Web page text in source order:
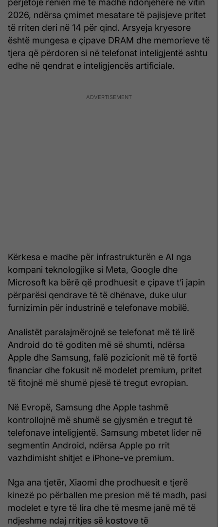
përjetojë rënien më të madhe ndonjëherë në vitin
2026, ndërsa çmimet mesatare të pajisjeve pritet
të rriten deri në 14 për qind. Arsyeja kryesore
është mungesa e çipave DRAM dhe memorieve të
tjera që përdoren si në telefonat inteligjentë ashtu
edhe në qendrat e inteligjencës artificiale.
Kërkesa e madhe për infrastrukturën e AI nga
kompani teknologjike si Meta, Google dhe
Microsoft ka bërë që prodhuesit e çipave t’i japin
përparësi qendrave të të dhënave, duke ulur
furnizimin për industrinë e telefonave mobilë.
Analistët paralajmërojnë se telefonat më të lirë
Android do të goditen më së shumti, ndërsa
Apple dhe Samsung, falë pozicionit më të fortë
financiar dhe fokusit në modelet premium, pritet
të fitojnë më shumë pjesë të tregut evropian.
Në Evropë, Samsung dhe Apple tashmë
kontrollojnë më shumë se gjysmën e tregut të
telefonave inteligjentë. Samsung mbetet lider në
segmentin Android, ndërsa Apple po rrit
vazhdimisht shitjet e iPhone-ve premium.
Nga ana tjetër, Xiaomi dhe prodhuesit e tjerë
kinezë po përballen me presion më të madh, pasi
modelet e tyre të lira dhe të mesme janë më të
ndjeshme ndaj rritjes së kostove të